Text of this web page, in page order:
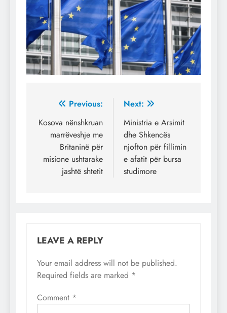
Post
navigation
Previous:
Kosova nënshkruan
marrëveshje me
Britaninë për
misione ushtarake
jashtë shtetit
Next:
Ministria e Arsimit
dhe Shkencës
njofton për fillimin
e afatit për bursa
studimore
LEAVE A REPLY
Your email address will not be published.
Required fields are marked *
Comment *